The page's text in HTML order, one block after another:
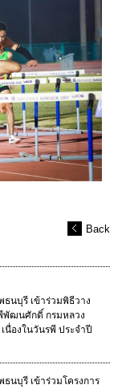
Back
นบุรี เข้าร่วมพิธีวาง
พีพัฒนศักดิ์ กรมหลวง
นื่องในวันรพี ประจำปี
นบุรี เข้าร่วมโครงการ